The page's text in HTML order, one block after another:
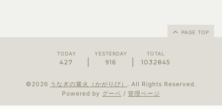
PAGE TOP
TODAY
427
YESTERDAY
916
TOTAL
1032845
©2026 うなぎの篝火（かがりび） . All Rights Reserved.
Powered by グーペ / 管理ページ